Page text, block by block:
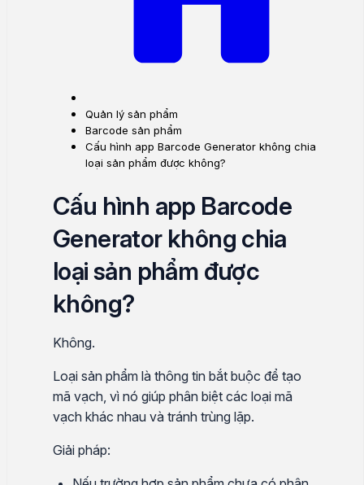
Quản lý sản phẩm
Barcode sản phẩm
Cấu hình app Barcode Generator không chia
loại sản phẩm được không?
Cấu hình app Barcode
Generator không chia
loại sản phẩm được
không?
Không.
Loại sản phẩm là thông tin bắt buộc để tạo
mã vạch, vì nó giúp phân biệt các loại mã
vạch khác nhau và tránh trùng lặp.
Giải pháp: